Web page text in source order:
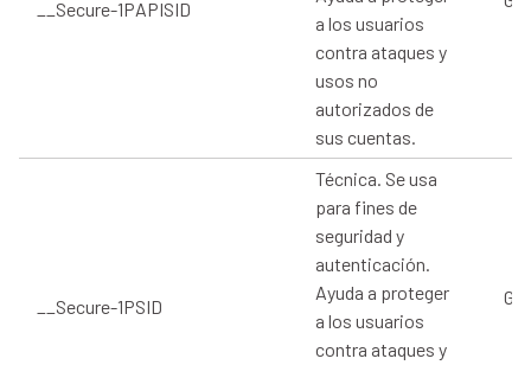
__Secure-1PAPISID
a los usuarios
contra ataques y
usos no
autorizados de
sus cuentas.
__Secure-1PSID
Técnica. Se usa
para fines de
seguridad y
autenticación.
Ayuda a proteger
a los usuarios
contra ataques y